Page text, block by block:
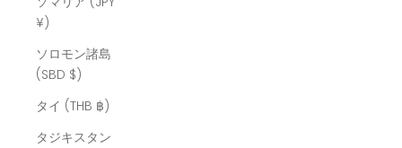
¥)
ソロモン諸島
(SBD $)
タイ (THB ฿)
タジキスタン